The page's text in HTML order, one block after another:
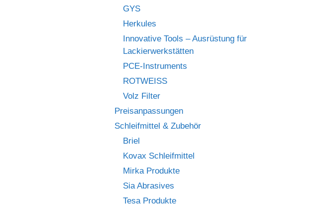
GYS
Herkules
Innovative Tools – Ausrüstung für
Lackierwerkstätten
PCE-Instruments
ROTWEISS
Volz Filter
Preisanpassungen
Schleifmittel & Zubehör
Briel
Kovax Schleifmittel
Mirka Produkte
Sia Abrasives
Tesa Produkte